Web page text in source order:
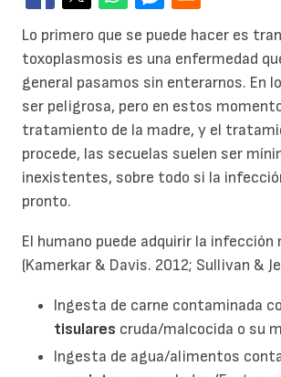
Lo primero que se puede hacer es
toxoplasmosis es una enfermedad
general pasamos sin enterarnos. En
ser peligrosa, pero en estos
tratamiento de la madre, y el
procede, las secuelas suelen ser
inexistentes, sobre todo si la
pronto.
El humano puede adquirir la infección
(Kamerkar & Davis. 2012; Sullivan &
Ingesta de carne contaminada
tisulares cruda/malcocida o su
Ingesta de agua/alimentos